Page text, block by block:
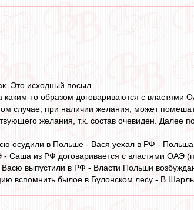
Это исходный посыл.
то образом договариваются с властями
случае, при наличии желания, может
желания, т.к. состав очевиден. Далее
осудили в Польше - Вася уехал в РФ -
Саша из РФ договаривается с властями ОАЭ
Васю выпустили в РФ - Власти Польши
вспомнить былое в Булонском лесу - В